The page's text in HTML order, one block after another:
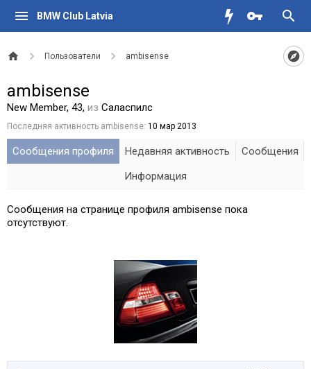
BMW Club Latvia
Пользователи ambisense
ambisense
New Member, 43, из Саласпилс
Последняя активность ambisense: 10 мар 2013
Сообщения профиля Недавняя активность
Сообщения
Информация
Сообщения на странице профиля ambisense пока
отсутствуют.